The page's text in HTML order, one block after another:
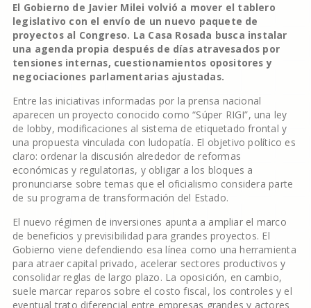
El Gobierno de Javier Milei volvió a mover el tablero
legislativo con el envío de un nuevo paquete de
proyectos al Congreso. La Casa Rosada busca instalar
una agenda propia después de días atravesados por
tensiones internas, cuestionamientos opositores y
negociaciones parlamentarias ajustadas.
Entre las iniciativas informadas por la prensa nacional
aparecen un proyecto conocido como “Súper RIGI”, una ley
de lobby, modificaciones al sistema de etiquetado frontal y
una propuesta vinculada con ludopatía. El objetivo político es
claro: ordenar la discusión alrededor de reformas
económicas y regulatorias, y obligar a los bloques a
pronunciarse sobre temas que el oficialismo considera parte
de su programa de transformación del Estado.
El nuevo régimen de inversiones apunta a ampliar el marco
de beneficios y previsibilidad para grandes proyectos. El
Gobierno viene defendiendo esa línea como una herramienta
para atraer capital privado, acelerar sectores productivos y
consolidar reglas de largo plazo. La oposición, en cambio,
suele marcar reparos sobre el costo fiscal, los controles y el
eventual trato diferencial entre empresas grandes y actores